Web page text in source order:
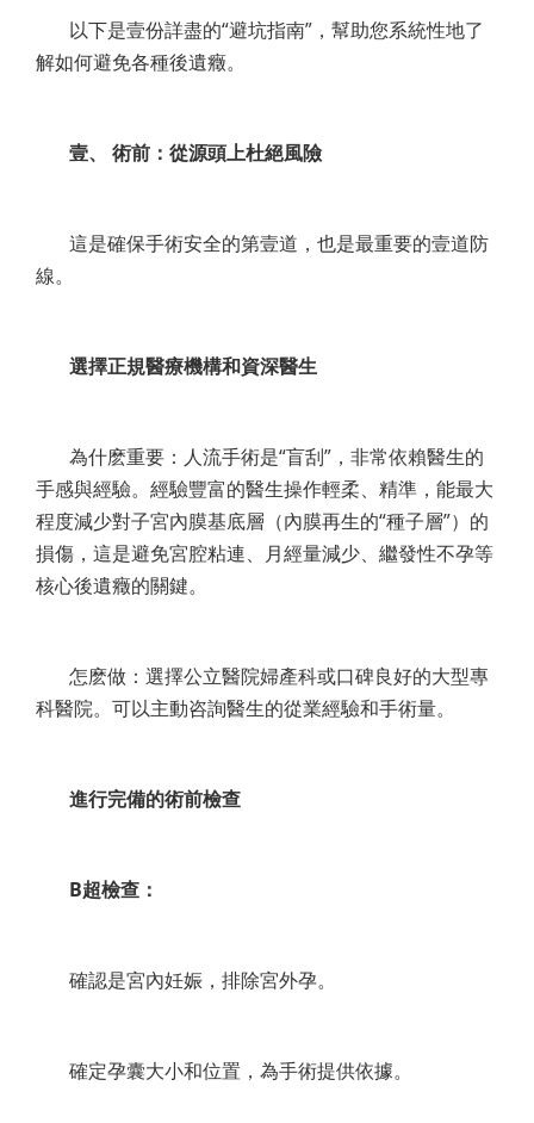
以下是壹份詳盡的“避坑指南”，幫助您系統性地了
解如何避免各種後遺癥。
壹、 術前：從源頭上杜絕風險
這是確保手術安全的第壹道，也是最重要的壹道防
線。
選擇正規醫療機構和資深醫生
為什麽重要：人流手術是“盲刮”，非常依賴醫生的
手感與經驗。經驗豐富的醫生操作輕柔、精準，能最大
程度減少對子宮內膜基底層（內膜再生的“種子層”）的
損傷，這是避免宮腔粘連、月經量減少、繼發性不孕等
核心後遺癥的關鍵。
怎麽做：選擇公立醫院婦產科或口碑良好的大型專
科醫院。可以主動咨詢醫生的從業經驗和手術量。
進行完備的術前檢查
B超檢查：
確認是宮內妊娠，排除宮外孕。
確定孕囊大小和位置，為手術提供依據。